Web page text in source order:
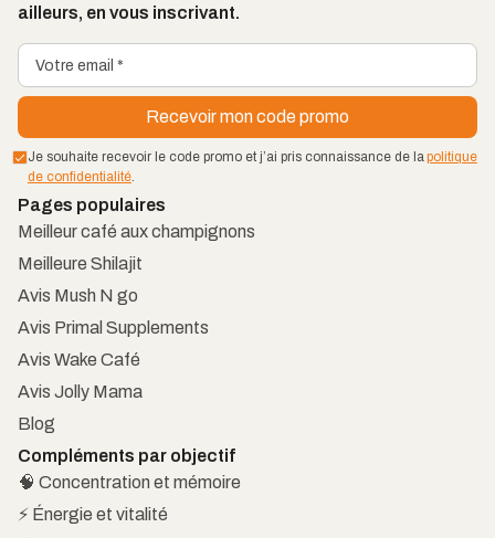
ailleurs, en vous inscrivant.
Je souhaite recevoir le code promo et j’ai pris connaissance de lapolitique
de confidentialité.
Pages populaires
Meilleur café aux champignons
Meilleure Shilajit
Avis Mush N go
Avis Primal Supplements
Avis Wake Café
Avis Jolly Mama
Blog
Compléments par objectif
🧠 Concentration et mémoire
⚡ Énergie et vitalité